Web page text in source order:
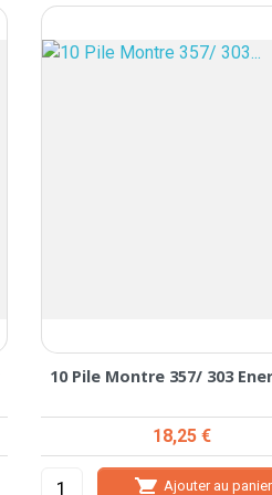
10 Pile Montre 357/ 303
Prix
18,25 €
 Ajouter au panier